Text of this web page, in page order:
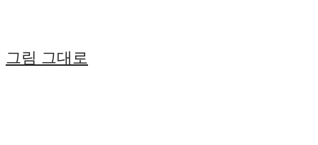
그림 그대로